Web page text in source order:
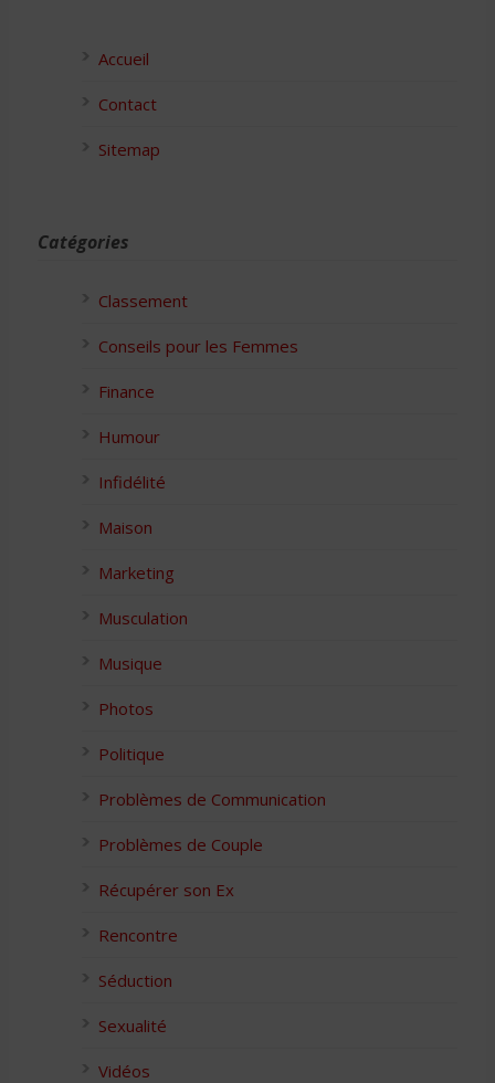
Accueil
Contact
Sitemap
Catégories
Classement
Conseils pour les Femmes
Finance
Humour
Infidélité
Maison
Marketing
Musculation
Musique
Photos
Politique
Problèmes de Communication
Problèmes de Couple
Récupérer son Ex
Rencontre
Séduction
Sexualité
Vidéos